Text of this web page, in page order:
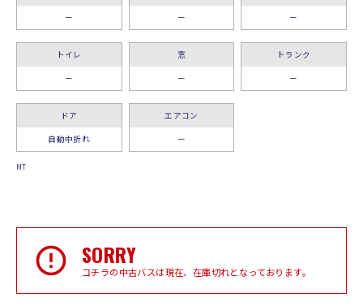
ー ー ー
トイレ
ー
窓
ー
トランク
ー
ドア
自動中折れ
エアコン
ー
MT
SORRY
コチラの中古バスは現在、在庫切れとなっております。